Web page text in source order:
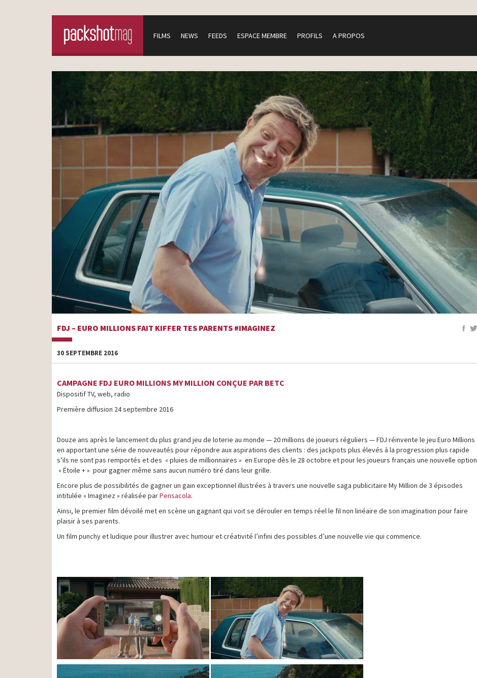
FILMS NEWS FEEDS ESPACE MEMBRE PROFILS A PROPOS
FDJ – EURO MILLIONS FAIT KIFFER TES PARENTS #IMAGINEZ
30 SEPTEMBRE 2016
CAMPAGNE FDJ EURO MILLIONS MY MILLION CONÇUE PAR BETC
Dispositif TV, web, radio
Première diffusion 24 septembre 2016
Douze ans après le lancement du plus grand jeu de loterie au monde — 20 millions de joueurs réguliers — FDJ réinvente le jeu Euro Millions
en apportant une série de nouveautés pour répondre aux aspirations des clients : des jackpots plus élevés à la progression plus rapide
s’ils ne sont pas remportés et des « pluies de millionnaires » en Europe dès le 28 octobre et pour les joueurs français une nouvelle option
« Étoile + » pour gagner même sans aucun numéro tiré dans leur grille.
Encore plus de possibilités de gagner un gain exceptionnel illustrées à travers une nouvelle saga publicitaire My Million de 3 épisodes
intitulée « Imaginez » réalisée parPensacola.
Ainsi, le premier film dévoilé met en scène un gagnant qui voit se dérouler en temps réel le fil non linéaire de son imagination pour faire
plaisir à ses parents.
Un film punchy et ludique pour illustrer avec humour et créativité l’infini des possibles d’une nouvelle vie qui commence.